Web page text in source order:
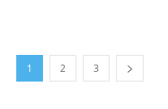
1 2 3